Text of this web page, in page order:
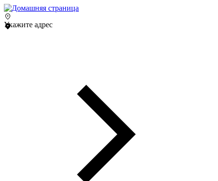
Укажите адрес